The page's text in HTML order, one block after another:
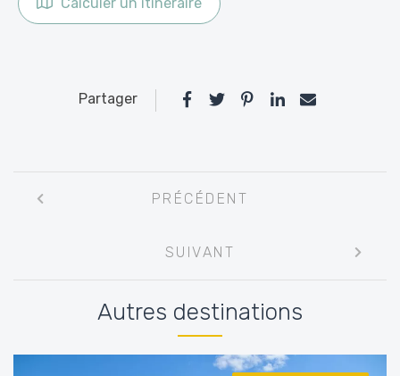
Partager
entre
PRÉCÉDENT
SUIVANT
Autres destinations